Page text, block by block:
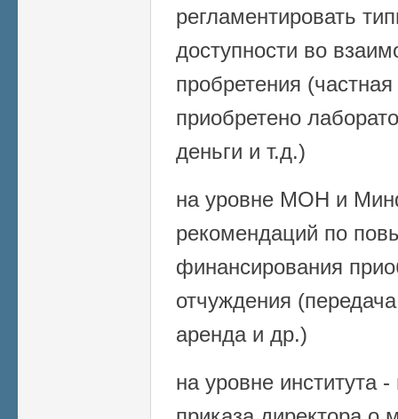
регламентировать
доступности во
пробретения
приобретено
деньги и т.д.)
на уровне МОН и
рекомендаций по
финансирования
отчуждения
аренда и др.)
на уровне института